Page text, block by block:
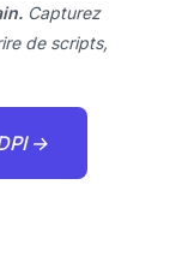
Capturez
de scripts,
→